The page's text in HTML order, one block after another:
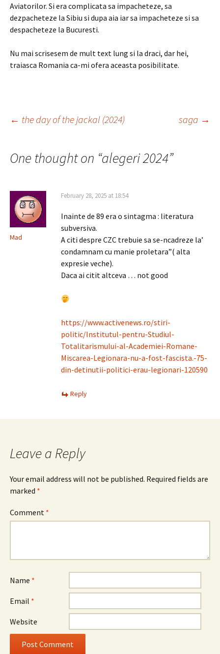
Aviatorilor. Si era complicata sa impacheteze, sa
dezpacheteze la Sibiu si dupa aia iar sa impacheteze si sa
despacheteze la Bucuresti.
Nu mai scrisesem de mult text lung si la draci, dar hei,
traiasca Romania ca-mi ofera aceasta posibilitate.
Post
navigation
← the day of the jackal (2024) saga →
One thought on “alegeri 2024”
Mad
February 28, 2025 at 18:54
Inainte de 89 era o sintagma : literatura
subversiva.
A citi despre CZC trebuie sa se-ncadreze la’
condamnam cu manie proletara”( alta
expresie veche).
Daca ai citit altceva … not good
https://www.activenews.ro/stiri-
politic/Institutul-pentru-Studiul-
Totalitarismului-al-Academiei-Romane-
Miscarea-Legionara-nu-a-fost-fascista.-75-
din-detinutii-politici-erau-legionari-120590
Reply
Leave a Reply
Your email address will not be published. Required fields are
marked *
Comment *
Name *
Email *
Website